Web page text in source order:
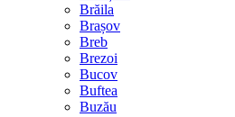
Brăila
Brașov
Breb
Brezoi
Bucov
Buftea
Buzău